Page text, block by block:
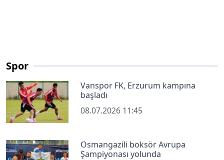
Spor
Vanspor FK, Erzurum kampına
başladı
08.07.2026 11:45
Osmangazili boksör Avrupa
Şampiyonası yolunda